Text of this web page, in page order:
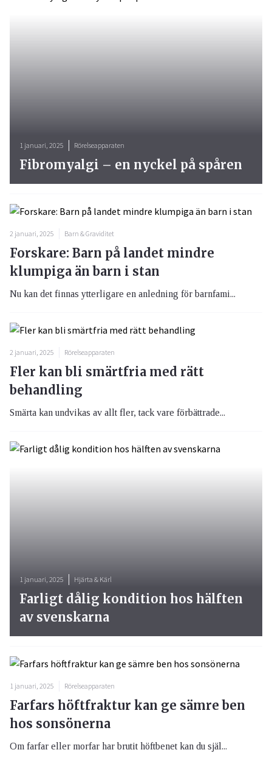
2 januari, 2025 Barn & Graviditet
Forskare: Barn på landet mindre
klumpiga än barn i stan
Nu kan det finnas ytterligare en anledning för barnfami...
2 januari, 2025 Rörelseapparaten
Fler kan bli smärtfria med rätt
behandling
Smärta kan undvikas av allt fler, tack vare förbättrade...
1 januari, 2025 Rörelseapparaten
Fibromyalgi – en nyckel på spåren
1 januari, 2025 Hjärta & Kärl
Farligt dålig kondition hos hälften
av svenskarna
1 januari, 2025 Rörelseapparaten
Farfars höftfraktur kan ge sämre ben
hos sonsönerna
Om farfar eller morfar har brutit höftbenet kan du själ...